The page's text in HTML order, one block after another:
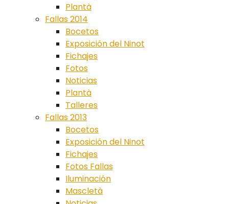
Plantà
Fallas 2014
Bocetos
Exposición del Ninot
Fichajes
Fotos
Noticias
Plantà
Talleres
Fallas 2013
Bocetos
Exposición del Ninot
Fichajes
Fotos Fallas
Iluminación
Mascletà